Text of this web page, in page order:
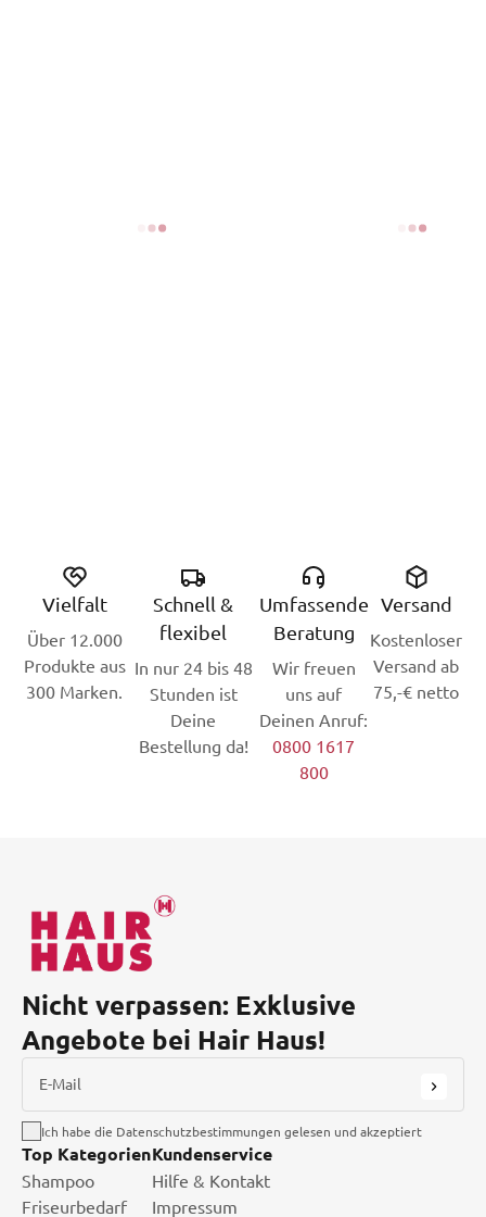
Vielfalt
Über 12.000
Produkte aus
300 Marken.
Schnell &
flexibel
In nur 24 bis 48
Stunden ist
Deine
Bestellung da!
Umfassende
Beratung
Wir freuen
uns auf
Deinen Anruf:
0800 1617
800
Versand
Kostenloser
Versand ab
75,-€ netto
Nicht verpassen: Exklusive
Angebote bei Hair Haus!
E-Mail
Ich habe die Datenschutzbestimmungen gelesen und akzeptiert
Top Kategorien
Shampoo
Friseurbedarf
Kundenservice
Hilfe & Kontakt
Impressum